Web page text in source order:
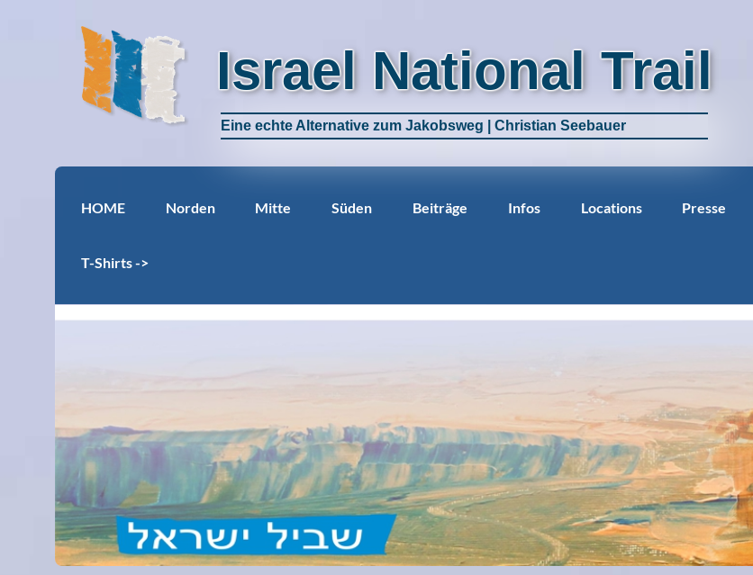
Israel National Trail
Eine echte Alternative zum Jakobsweg | Christian Seebauer
HOME Norden Mitte Süden Beiträge Infos Locations Presse
T-Shirts ->